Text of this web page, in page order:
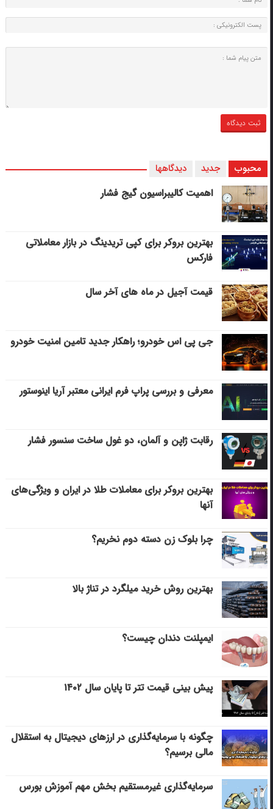
محبوب جدید دیدگاهها
اهمیت کالیبراسیون گیج فشار
بهترین بروکر برای کپی‌ تریدینگ در بازار معاملاتی
فارکس
قیمت آجیل در ماه های آخر سال
جی پی اس خودرو؛ راهکار جدید تامین امنیت خودرو
معرفی و بررسی پراپ فرم ایرانی معتبر آریا اینوستور
رقابت ژاپن و آلمان، دو غول ساخت سنسور فشار
بهترین بروکر برای معاملات طلا در ایران و ویژگی‌های
آنها
چرا بلوک زن دسته دوم نخریم؟
بهترین روش خرید میلگرد در تناژ بالا
ایمپلنت دندان چیست؟
پیش بینی قیمت تتر تا پایان سال ۱۴۰۲
چگونه با سرمایه‌گذاری در ارزهای دیجیتال به استقلال
مالی برسیم؟
سرمایه‌گذاری غیرمستقیم بخش مهم آموزش بورس